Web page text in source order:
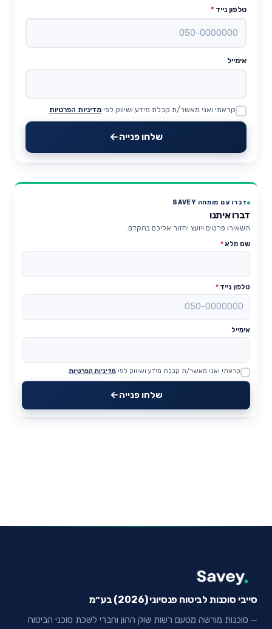
טלפון נייד *
אימייל
Website
קראתי ואני מאשר/ת קבלת מידע ושיווק לפי מדיניות הפרטיות
שלחו פנייה
דברו עם מומחה SAVEY
דברו איתנו
השאירו פרטים ויועץ יחזור אליכם בהקדם.
שם מלא*
טלפון נייד *
אימייל
Website
קראתי ואני מאשר/ת קבלת מידע ושיווק לפי מדיניות הפרטיות
שלחו פנייה
סייבי סוכנות לביטוח פנסיוני (2026) בע״מ
— סוכנות מורשה מטעם רשות שוק ההון וחברי לשכת סוכני הביטוח